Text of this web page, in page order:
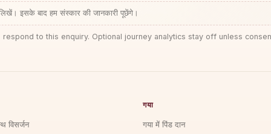
इसके बाद हम संस्कार की जानकारी पूछेंगे।
to this enquiry. Optional journey analytics stay off unless
विसर्जन
गया
गया में पिंड दान